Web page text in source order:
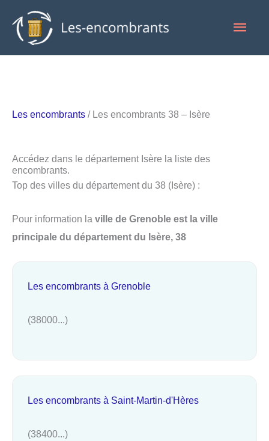
contenu
Les encombrants / Les encombrants 38 – Isère
Accédez dans le département Isère la liste des
encombrants.
Top des villes du département du 38 (Isère) :
Pour information la ville de Grenoble est la ville
principale du département du Isère, 38
Les encombrants à Grenoble
(38000...)
Les encombrants à Saint-Martin-d'Hères
(38400...)